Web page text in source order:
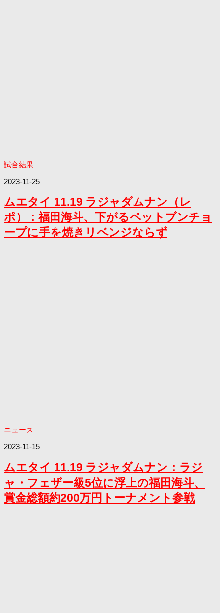
試合結果
2023-11-25
ムエタイ 11.19 ラジャダムナン（レ
ポ）：福田海斗、下がるペットブンチョ
ープに手を焼きリベンジならず
ニュース
2023-11-15
ムエタイ 11.19 ラジャダムナン：ラジ
ャ・フェザー級5位に浮上の福田海斗、
賞金総額約200万円トーナメント参戦